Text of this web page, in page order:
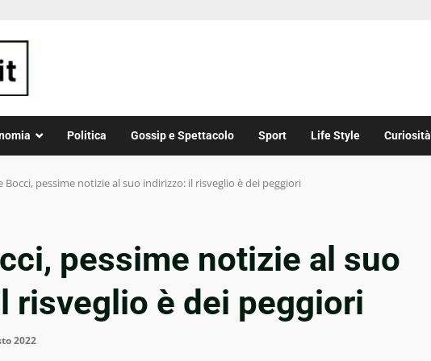
Politica Gossip e Spettacolo Sport Life Style Curiosità
Bocci, pessime notizie al suo indirizzo: il risveglio è dei peggiori
pessime notizie al suo
risveglio è dei peggiori
2022